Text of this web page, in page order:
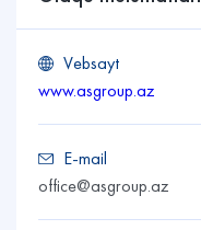
Vebsayt
www.asgroup.az
E-mail
office@asgroup.az